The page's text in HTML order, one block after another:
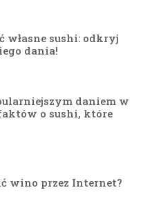
własne sushi: odkryj
dania!
daniem w
o sushi, które
wino przez Internet?